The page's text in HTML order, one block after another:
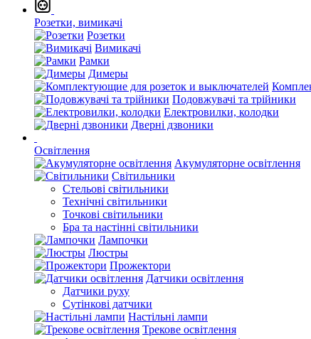
Розетки, вимикачі
Розетки
Вимикачі
Рамки
Димеры
Подовжувачі та трійники
Електровилки, колодки
Дверні дзвоники
Освітлення
Акумуляторне освітлення
Світильники
Стельові світильники
Технічні світильники
Точкові світильники
Бра та настінні світильники
Лампочки
Люстры
Прожектори
Датчики освітлення
Датчики руху
Сутінкові датчики
Настільні лампи
Трекове освітлення